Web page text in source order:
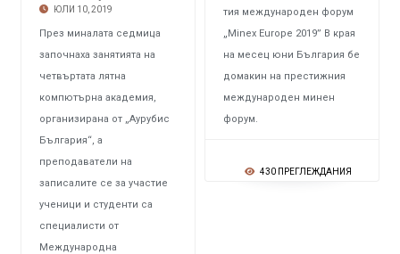
тия международен форум
„Minex Europe 2019” В края
на месец юни България бе
домакин на престижния
международен минен
форум.
430 ПРЕГЛЕЖДАНИЯ
ЮЛИ 10, 2019
През миналата седмица
започнаха занятията на
четвъртата лятна
компютърна академия,
организирана от „Аурубис
България“, а
преподаватели на
записалите се за участие
ученици и студенти са
специалисти от
Международна